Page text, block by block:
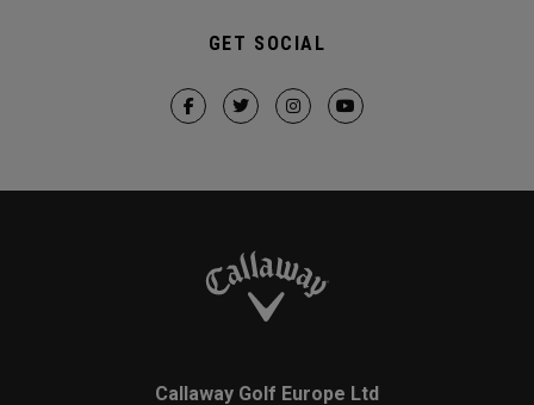
GET SOCIAL
Callaway Golf Europe Ltd